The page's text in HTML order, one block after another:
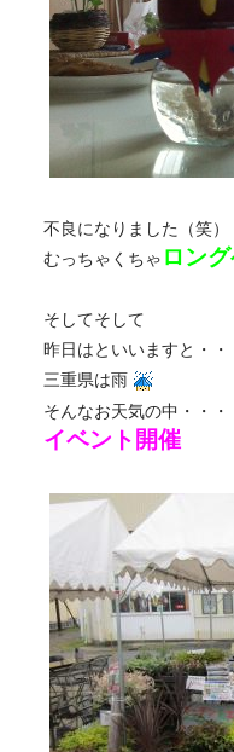
不良になりました（笑）
むっちゃくちゃ ロン
そしてそして
昨日はといいますと・・
三重県は雨
そんなお天気の中・・・
イベント開催